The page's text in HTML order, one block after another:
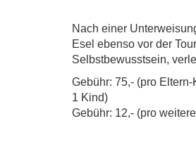
Nach einer
Esel ebenso vor der
Selbstbewusstsein,
Gebühr: 75,- (pro
1 Kind)
Gebühr: 12,- (pro